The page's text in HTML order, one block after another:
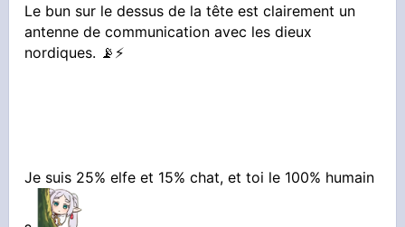
Le bun sur le dessus de la tête est clairement un
antenne de communication avec les dieux
nordiques. 📡⚡
Je suis 25% elfe et 15% chat, et toi le 100% humain